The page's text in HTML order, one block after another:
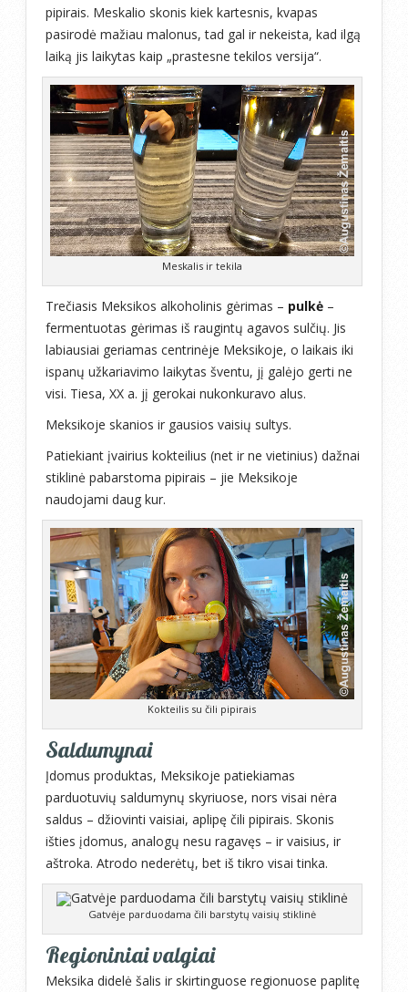
pipirais. Meskalio skonis kiek kartesnis, kvapas
pasirodė mažiau malonus, tad gal ir nekeista, kad ilgą
laiką jis laikytas kaip „prastesne tekilos versija“.
Meskalis ir tekila
Trečiasis Meksikos alkoholinis gėrimas – pulkė –
fermentuotas gėrimas iš raugintų agavos sulčių. Jis
labiausiai geriamas centrinėje Meksikoje, o laikais iki
ispanų užkariavimo laikytas šventu, jį galėjo gerti ne
visi. Tiesa, XX a. jį gerokai nukonkuravo alus.
Meksikoje skanios ir gausios vaisių sultys.
Patiekiant įvairius kokteilius (net ir ne vietinius) dažnai
stiklinė pabarstoma pipirais – jie Meksikoje
naudojami daug kur.
Kokteilis su čili pipirais
Saldumynai
Įdomus produktas, Meksikoje patiekiamas
parduotuvių saldumynų skyriuose, nors visai nėra
saldus – džiovinti vaisiai, aplipę čili pipirais. Skonis
išties įdomus, analogų nesu ragavęs – ir vaisius, ir
aštroka. Atrodo nederėtų, bet iš tikro visai tinka.
Gatvėje parduodama čili barstytų vaisių stiklinė
Regioniniai valgiai
Meksika didelė šalis ir skirtinguose regionuose paplitę